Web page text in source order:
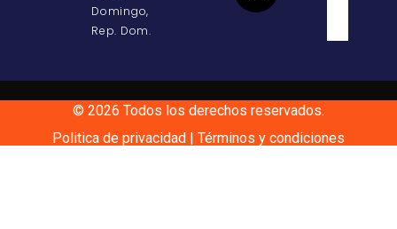
Domingo,
Rep. Dom.
© 2026 Todos los derechos reservados.
Politica de privacidad | Términos y condiciones